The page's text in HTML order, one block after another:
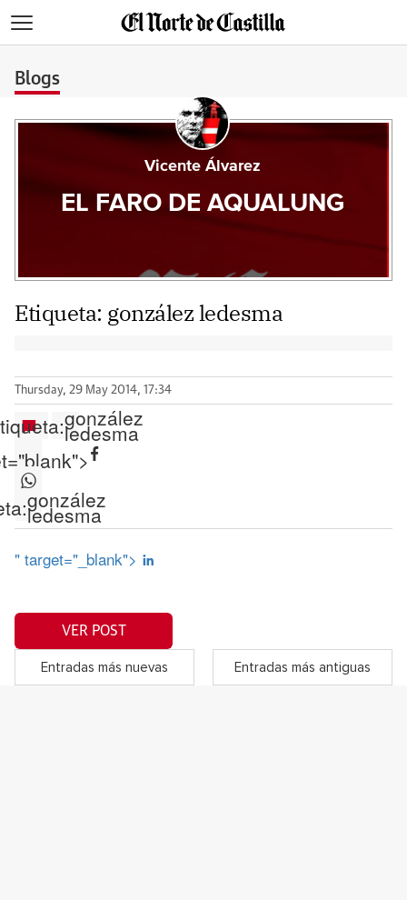
Blogs
Vicente Álvarez
EL FARO DE AQUALUNG
Etiqueta: gonzález ledesma
Thursday, 29 May 2014, 17:34
gonzález
ledesma
gonzález
ledesma
" target="_blank">
VER POST
Entradas más nuevas Entradas más antiguas